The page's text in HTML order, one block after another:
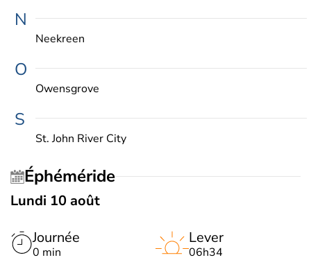
N
Neekreen
O
Owensgrove
S
St. John River City
Éphéméride
Lundi 10 août
Journée
0 min
Lever
06h34